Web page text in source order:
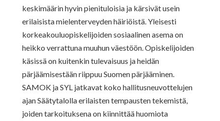
keskimäärin hyvin pienituloisia ja kärsivät usein
erilaisista mielenterveyden häiriöistä. Yleisesti
korkeakouluopiskelijoiden sosiaalinen asema on
heikko verrattuna muuhun väestöön. Opiskelijoiden
käsissä on kuitenkin tulevaisuus ja heidän
pärjäämisestään riippuu Suomen pärjääminen.
SAMOK ja SYL jatkavat koko hallitusneuvottelujen
ajan Säätytalolla erilaisten tempausten tekemistä,
joiden tarkoituksena on kiinnittää huomiota